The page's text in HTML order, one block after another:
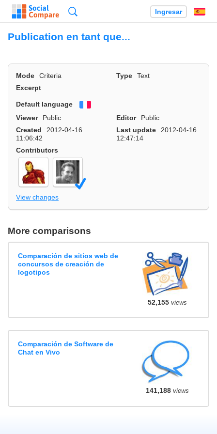
Ingresar
Publication en tant que...
Mode Criteria Type
Text
Excerpt
Default language
Viewer
Public Editor
Public
Created
2012-04-16
11:06:42
Last update
2012-04-16
12:47:14
Contributors
View changes
More comparisons
Comparación de sitios web de
concursos de creación de
logotipos
52,155views
Comparación de Software de
Chat en Vivo
141,188views